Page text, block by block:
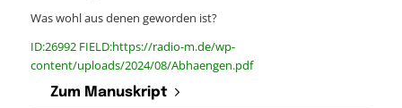
Was wohl aus denen geworden ist?
ID:26992 FIELD:https://radio-m.de/wp-
content/uploads/2024/08/Abhaengen.pdf
Zum Manuskript